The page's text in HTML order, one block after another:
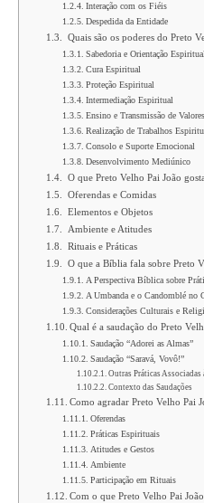
Interação com os Fiéis
Despedida da Entidade
Quais são os poderes do Preto
Sabedoria e Orientação Espiritual
Cura Espiritual
Proteção Espiritual
Intermediação Espiritual
Ensino e Transmissão de Valores
Realização de Trabalhos
Consolo e Suporte Emocional
Desenvolvimento Mediúnico
O que Preto Velho Pai João gosta
Oferendas e Comidas
Elementos e Objetos
Ambiente e Atitudes
Rituais e Práticas
O que a Bíblia fala sobre Preto
A Perspectiva Bíblica sobre
A Umbanda e o Candomblé no
Considerações Culturais e
Qual é a saudação do Preto
Saudação “Adorei as Almas”
Saudação “Saravá, Vovô!”
Outras Práticas Associadas
Contexto das Saudações
Como agradar Preto Velho Pai
Oferendas
Práticas Espirituais
Atitudes e Gestos
Ambiente
Participação em Rituais
Com o que Preto Velho Pai